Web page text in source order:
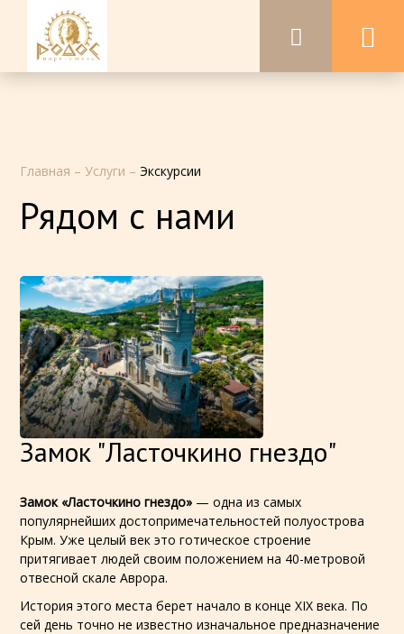
Главная – Услуги –Экскурсии
Рядом с нами
Замок "Ласточкино гнездо"
Замок «Ласточкино гнездо» — одна из самых
популярнейших достопримечательностей полуострова
Крым. Уже целый век это готическое строение
притягивает людей своим положением на 40-метровой
отвесной скале Аврора.
История этого места берет начало в конце XIX века. По
сей день точно не известно изначальное предназначение